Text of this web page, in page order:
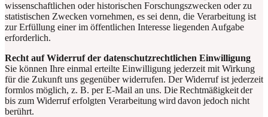
wissenschaftlichen oder historischen Forschungszwecken oder zu
statistischen Zwecken vornehmen, es sei denn, die Verarbeitung ist
zur Erfüllung einer im öffentlichen Interesse liegenden Aufgabe
erforderlich.
Recht auf Widerruf der datenschutzrechtlichen Einwilligung
Sie können Ihre einmal erteilte Einwilligung jederzeit mit Wirkung
für die Zukunft uns gegenüber widerrufen. Der Widerruf ist jederzeit
formlos möglich, z. B. per E-Mail an uns. DieRechtmäßigkeitder
bis zum Widerruf erfolgten Verarbeitungwird davon jedoch nicht
berührt.